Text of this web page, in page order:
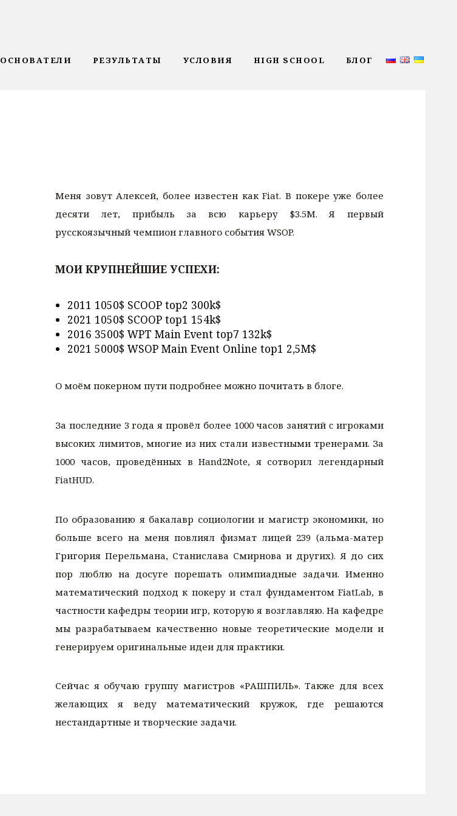
ОСНОВАТЕЛИ РЕЗУЛЬТАТЫ УСЛОВИЯ HIGH SCHOOL БЛОГ
Меня зовут Алексей, более известен как Fiat. В покере уже более
десяти лет, прибыль за всю карьеру $3.5М. Я первый
русскоязычный чемпион главного события WSOP.
МОИ КРУПНЕЙШИЕ УСПЕХИ:
2011 1050$ SCOOP top2 300k$
2021 1050$ SCOOP top1 154k$
2016 3500$ WPT Main Event top7 132k$
2021 5000$ WSOP Main Event Online top1 2,5M$
О моём покерном пути подробнее можно почитать в блоге.
За последние 3 года я провёл более 1000 часов занятий c игроками
высоких лимитов, многие из них стали известными тренерами. За
1000 часов, проведённых в Hand2Note, я сотворил легендарный
FiatHUD.
По образованию я бакалавр социологии и магистр экономики, но
больше всего на меня повлиял физмат лицей 239 (альма-матер
Григория Перельмана, Станислава Смирнова и других). Я до сих
пор люблю на досуге порешать олимпиадные задачи. Именно
математический подход к покеру и стал фундаментом FiatLab, в
частности кафедры теории игр, которую я возглавляю. На кафедре
мы разрабатываем качественно новые теоретические модели и
генерируем оригинальные идеи для практики.
Сейчас я обучаю группу магистров «РАШПИЛЬ». Также для всех
желающих я веду математический кружок, где решаются
нестандартные и творческие задачи.